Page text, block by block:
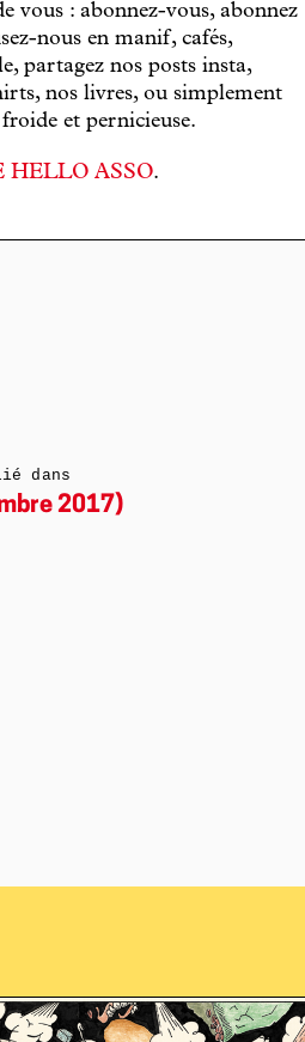
vous : abonnez-vous, abonnez
nous en manif, cafés,
partagez nos posts insta,
nos livres, ou simplement
et pernicieuse.
HELLO ASSO.
dans
2017)